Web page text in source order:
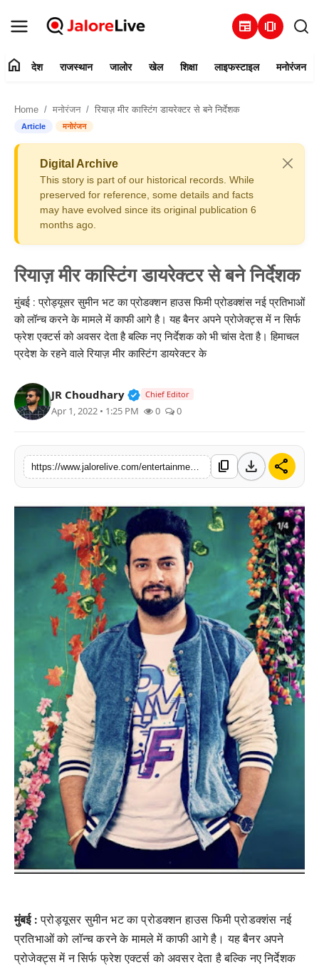
newspaper amp_stories
संपर्क करें
राजस्थान
खेल
शिक्षा
लाइफस्टाइल
तकनीक
विशेष
बिज़नेस
home देश राजस्थान जालोर खेल शिक्षा लाइफस्टाइल मनोरंजन
Home मनोरंजन रियाज़ मीर कास्टिंग डायरेक्टर से बने निर्देशक
Article मनोरंजन
Digital Archive
This story is part of our historical records. While
preserved for reference, some details and facts
may have evolved since its original publication 6
months ago.
रियाज़ मीर कास्टिंग डायरेक्टर से बने निर्देशक
मुंबई : प्रोड्यूसर सुमीन भट का प्रोडक्शन हाउस फिमी प्रोडक्शंस नई प्रतिभाओं
को लॉन्च करने के मामले में काफी आगे है। यह बैनर अपने प्रोजेक्ट्स में न सिर्फ
फ्रेश एक्टर्स को अवसर देता है बल्कि नए निर्देशक को भी चांस देता है। हिमाचल
प्रदेश के रहने वाले रियाज़ मीर कास्टिंग डायरेक्टर के
JR Choudhary Verified Public Figure • 30 Mar,
Chief Editor
Apr 1, 2022 • 1:25 PM 0 0
content_copy download share
मुंबई : प्रोड्यूसर सुमीन भट का प्रोडक्शन हाउस फिमी प्रोडक्शंस नई
प्रतिभाओं को लॉन्च करने के मामले में काफी आगे है। यह बैनर अपने
प्रोजेक्ट्स में न सिर्फ फ्रेश एक्टर्स को अवसर देता है बल्कि नए निर्देशक